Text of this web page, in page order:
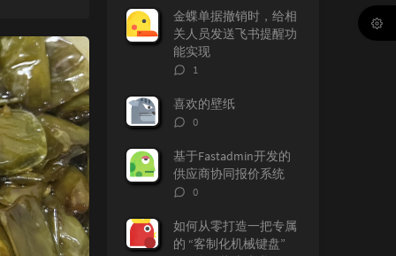
章
论
章
金蝶单据撤销时，给相
关人员发送飞书提醒功
能实现
评
数：
1
喜欢的壁纸
评
数：
0
基于Fastadmin开发的
供应商协同报价系统
评
数：
0
如何从零打造一把专属
的 “客制化机械键盘”